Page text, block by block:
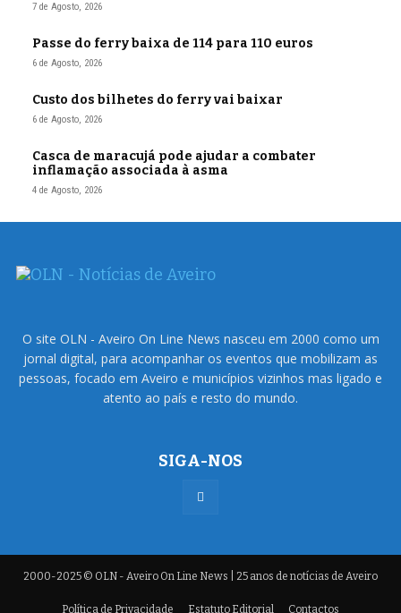
7 de Agosto, 2026
Passe do ferry baixa de 114 para 110 euros
6 de Agosto, 2026
Custo dos bilhetes do ferry vai baixar
6 de Agosto, 2026
Casca de maracujá pode ajudar a combater
inflamação associada à asma
4 de Agosto, 2026
O site OLN - Aveiro On Line News nasceu em 2000 como um
jornal digital, para acompanhar os eventos que mobilizam as
pessoas, focado em Aveiro e municípios vizinhos mas ligado e
atento ao país e resto do mundo.
SIGA-NOS
2000-2025 © OLN - Aveiro On Line News | 25 anos de notícias de Aveiro
Política de Privacidade Estatuto Editorial Contactos